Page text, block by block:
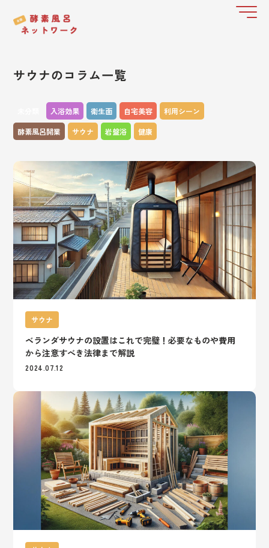
サウナのコラム一覧
入浴効果 衛生面 自宅美容
利用シーン
酵素風呂開業
サウナ 岩盤浴 健康
サウナ
ベランダサウナの設置はこれで完璧！必要なものや費用
から注意すべき法律まで解説
2024.07.12